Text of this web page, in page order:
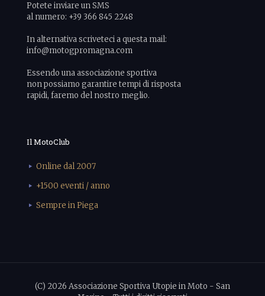
Potete inviare un SMS
al numero: +39 366 845 2248
In alternativa scriveteci a questa mail:
info@motogpromagna.com
Essendo una associazione sportiva
non possiamo garantire tempi di risposta
rapidi, faremo del nostro meglio.
Il MotoClub
Online dal 2007
+1500 eventi / anno
Sempre in Piega
(C) 2026 Associazione Sportiva Utopie in Moto - San